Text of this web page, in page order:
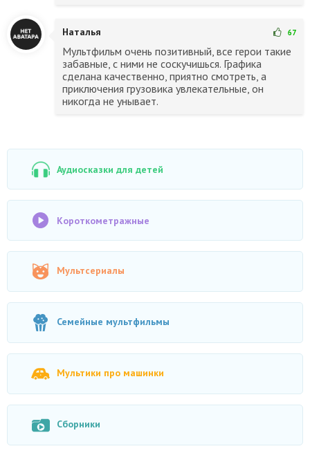
Наталья 67
Мультфильм очень позитивный, все герои такие
забавные, с ними не соскучишься. Графика
сделана качественно, приятно смотреть, а
приключения грузовика увлекательные, он
никогда не унывает.
Аудиосказки для детей
Короткометражные
Мультсериалы
Семейные мультфильмы
Мультики про машинки
Сборники